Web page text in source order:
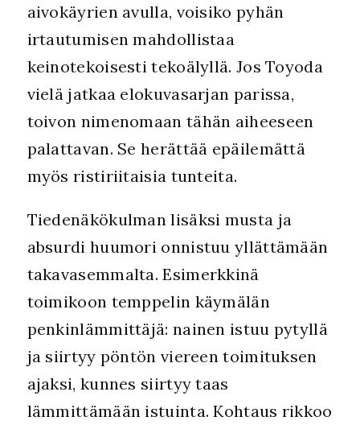
aivokäyrien avulla, voisiko pyhän
irtautumisen mahdollistaa
keinotekoisesti tekoälyllä. Jos Toyoda
vielä jatkaa elokuvasarjan parissa,
toivon nimenomaan tähän aiheeseen
palattavan. Se herättää epäilemättä
myös ristiriitaisia tunteita.
Tiedenäkökulman lisäksi musta ja
absurdi huumori onnistuu yllättämään
takavasemmalta. Esimerkkinä
toimikoon temppelin käymälän
penkinlämmittäjä: nainen istuu pytyllä
ja siirtyy pöntön viereen toimituksen
ajaksi, kunnes siirtyy taas
lämmittämään istuinta. Kohtaus rikkoo